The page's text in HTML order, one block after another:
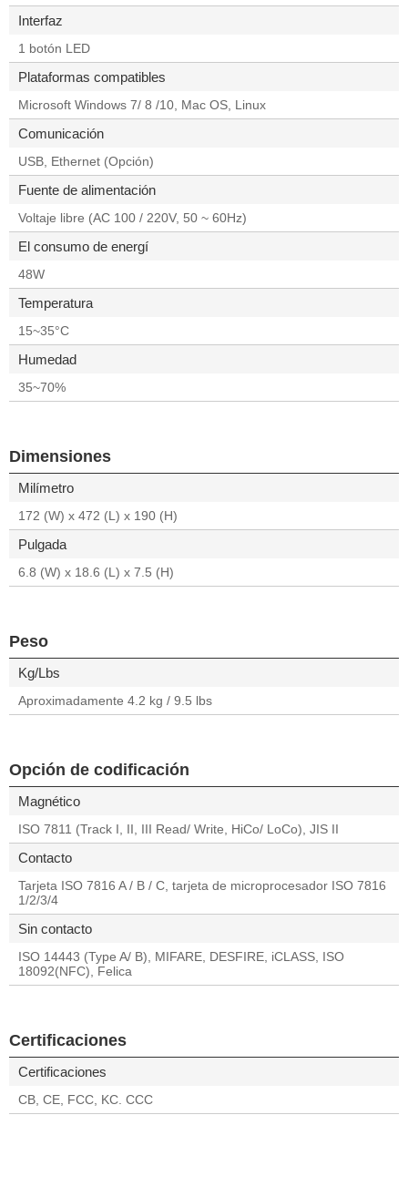
Interfaz
1 botón LED
Plataformas compatibles
Microsoft Windows 7/ 8 /10, Mac OS, Linux
Comunicación
USB, Ethernet (Opción)
Fuente de alimentación
Voltaje libre (AC 100 / 220V, 50 ~ 60Hz)
El consumo de energí
48W
Temperatura
15~35°C
Humedad
35~70%
Dimensiones
Milímetro
172 (W) x 472 (L) x 190 (H)
Pulgada
6.8 (W) x 18.6 (L) x 7.5 (H)
Peso
Kg/Lbs
Aproximadamente 4.2 kg / 9.5 lbs
Opción de codificación
Magnético
ISO 7811 (Track I, II, III Read/ Write, HiCo/ LoCo), JIS II
Contacto
Tarjeta ISO 7816 A / B / C, tarjeta de microprocesador ISO 7816
1/2/3/4
Sin contacto
ISO 14443 (Type A/ B), MIFARE, DESFIRE, iCLASS, ISO
18092(NFC), Felica
Certificaciones
Certificaciones
CB, CE, FCC, KC. CCC